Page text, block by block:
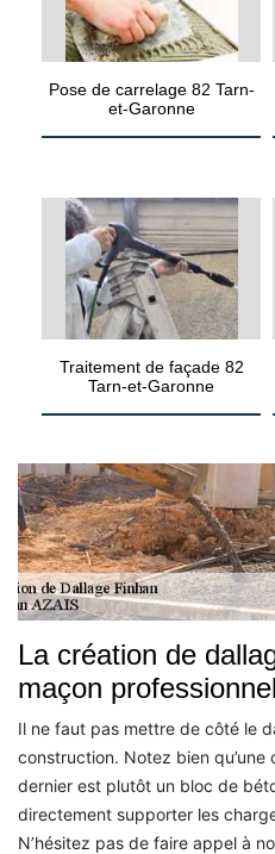
Pose de carrelage 82 Tarn-
et-Garonne
Traitement de façade 82
Tarn-et-Garonne
La création de
maçon professionnel
Il ne faut pas mettre de côté le
construction. Notez bien qu’une
dernier est plutôt un bloc de
directement supporter les
N’hésitez pas de faire appel à